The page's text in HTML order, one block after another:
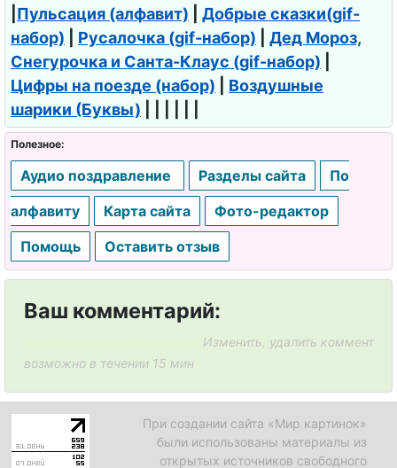
Пульсация (алфавит)
Добрые сказки(gif-
набор)
Русалочка (gif-набор)
Дед Мороз,
Снегурочка и Санта-Клаус (gif-набор)
Цифры на поезде (набор)
Воздушные
шарики (Буквы)
Полезное:
Аудио поздравление Разделы сайта
По
алфавиту
Карта сайта
Фото-редактор
Помощь
Оставить отзыв
Ваш комментарий:
Изменить, удалить коммент
возможно в течении 15 мин
При создании сайта «Мир картинок»
были использованы материалы из
открытых источников свободного